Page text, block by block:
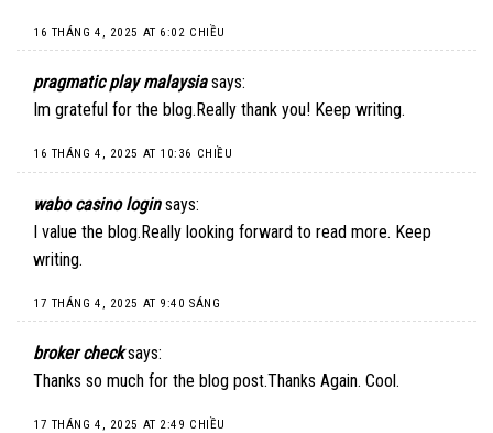
16 THÁNG 4, 2025 AT 6:02 CHIỀU
pragmatic play malaysia says:
Im grateful for the blog.Really thank you! Keep writing.
16 THÁNG 4, 2025 AT 10:36 CHIỀU
wabo casino login says:
I value the blog.Really looking forward to read more. Keep
writing.
17 THÁNG 4, 2025 AT 9:40 SÁNG
broker check says:
Thanks so much for the blog post.Thanks Again. Cool.
17 THÁNG 4, 2025 AT 2:49 CHIỀU